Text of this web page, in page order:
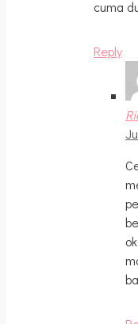
cuma
Reply